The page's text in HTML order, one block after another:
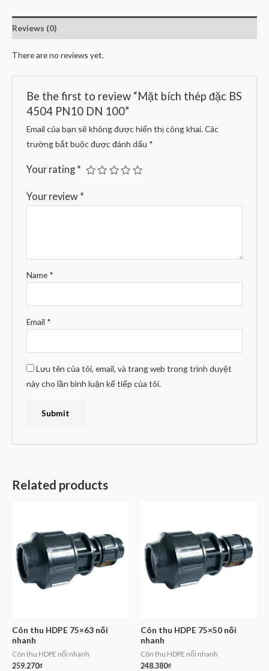
Reviews (0)
There are no reviews yet.
Be the first to review “Mặt bích thép đặc BS
4504 PN10 DN 100”
Email của bạn sẽ không được hiển thị công khai. Các
trường bắt buộc được đánh dấu *
Your rating *
Your review *
Name *
Email *
Lưu tên của tôi, email, và trang web trong trình duyệt
này cho lần bình luận kế tiếp của tôi.
Related products
Côn thu HDPE 75×63 nối
nhanh
Côn thu HDPE nối nhanh
259.270₫
Côn thu HDPE 75×50 nối
nhanh
Côn thu HDPE nối nhanh
248.380₫